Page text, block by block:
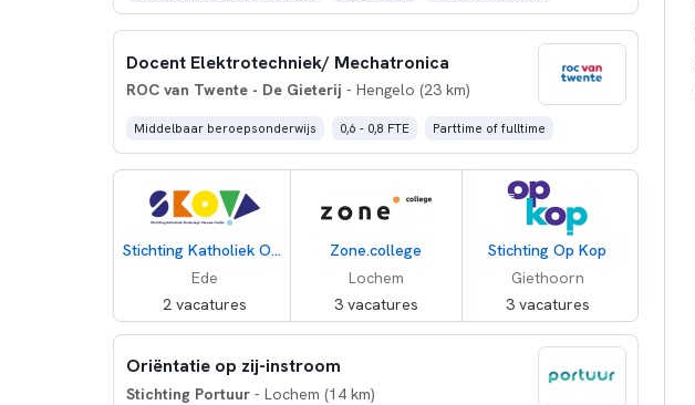
Docent Elektrotechniek/ Mechatronica
ROC van Twente - De Gieterij - Hengelo (23 km)
Middelbaar beroepsonderwijs 0,6 - 0,8 FTE Parttime of fulltime
Stichting Katholiek Onderwijs Veluwe Vallei
Ede
2 vacatures
Zone.college
Lochem
3 vacatures
Stichting Op Kop
Giethoorn
3 vacatures
Oriëntatie op zij-instroom
Stichting Portuur- Lochem (14 km)